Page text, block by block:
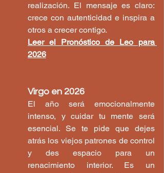
realización. El mensaje es claro:
crece con autenticidad e inspira a
otros a crecer contigo.
Leer el Pronóstico de Leo para
2026
Virgo en 2026
El año será emocionalmente
intenso, y cuidar tu mente será
esencial. Se te pide que dejes
atrás los viejos patrones de control
y des espacio para un
renacimiento interior. Es un